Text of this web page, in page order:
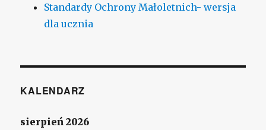
Standardy Ochrony Małoletnich- wersja
dla ucznia
KALENDARZ
sierpień 2026